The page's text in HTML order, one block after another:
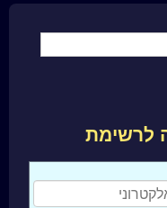
לרשימת